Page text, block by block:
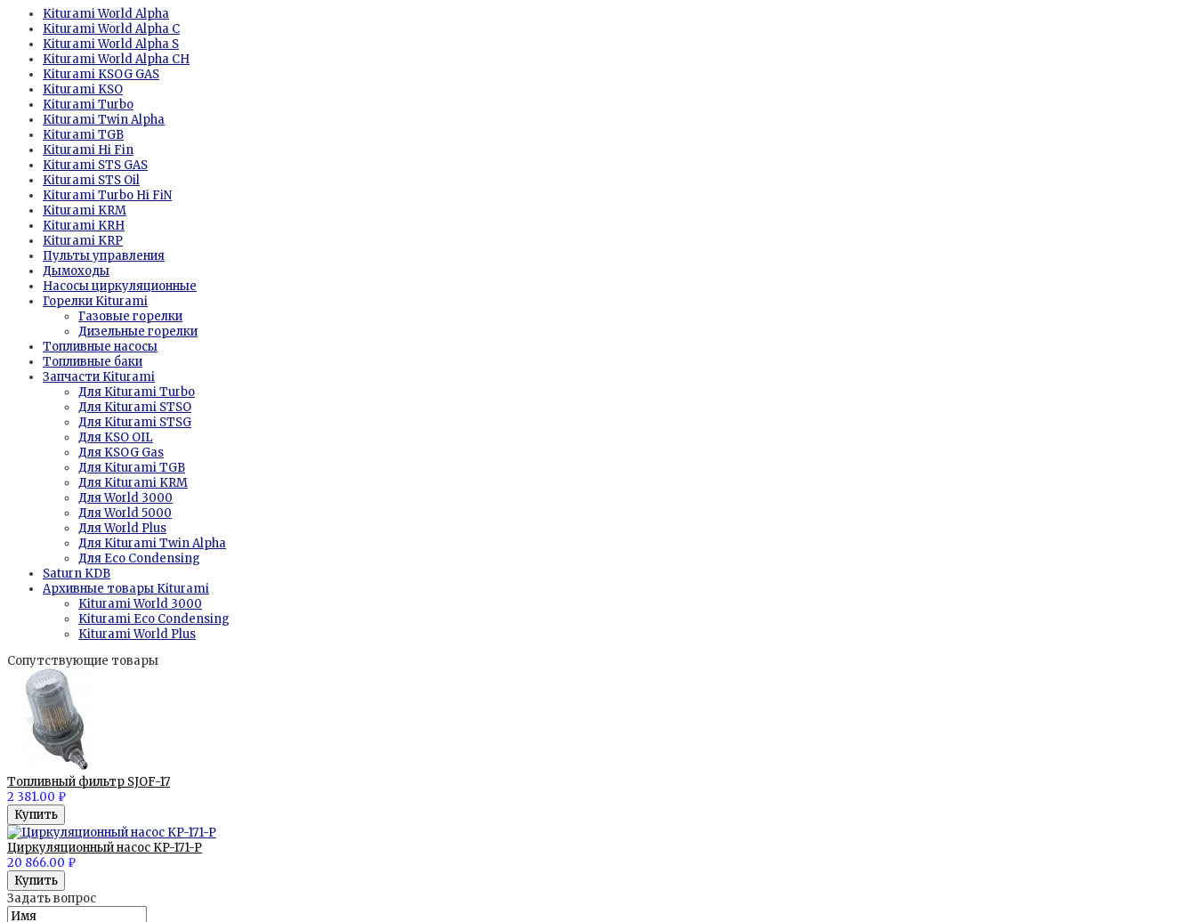
Kiturami World Alpha
Kiturami World Alpha C
Kiturami World Alpha S
Kiturami World Alpha CH
Kiturami KSOG GAS
Kiturami KSО
Kiturami Turbo
Kiturami Twin Alpha
Kiturami TGB
Kiturami Hi Fin
Kiturami STS GAS
Kiturami STS Oil
Kiturami Turbo Hi FiN
Kiturami KRM
Kiturami KRH
Kiturami KRP
Пульты управления
Дымоходы
Насосы циркуляционные
Горелки Kiturami
Газовые горелки
Дизельные горелки
Топливные насосы
Топливные баки
Запчасти Kiturami
Для Kiturami Turbo
Для Kiturami STSO
Для Kiturami STSG
Для KSO OIL
Для KSOG Gas
Для Kiturami TGB
Для Kiturami KRM
Для World 3000
Для World 5000
Для World Plus
Для Kiturami Twin Alpha
Для Eco Condensing
Saturn KDB
Архивные товары Kiturami
Kiturami World 3000
Kiturami Eco Condensing
Kiturami World Plus
Сопутствующие товары
Топливный фильтр SJOF-17
2 381.00 ₽
Циркуляционный насос KP-171-P
20 866.00 ₽
Задать вопрос